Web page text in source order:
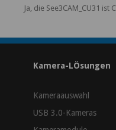
Ja, die See3CAM_CU31
Kamera-LÖsungen
Kameraauswahl
USB 3.0-Kameras